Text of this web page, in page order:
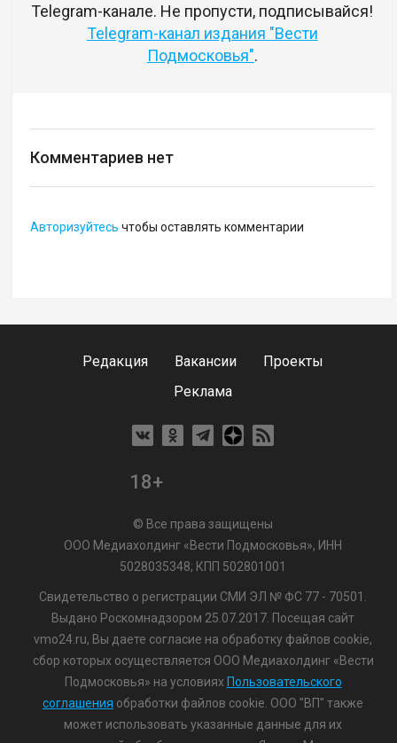
Telegram-канале. Не пропусти, подписывайся!
Telegram-канал издания "Вести
Подмосковья".
Комментариев нет
Авторизуйтесь чтобы оставлять комментарии
Редакция Вакансии
Проекты
Реклама
18+
© Все права защищены
ООО Медиахолдинг «Вести Подмосковья», ИНН
5028035348; КПП 502801001
Свидетельство о регистрации СМИ ЭЛ № ФС 77 - 70501.
Выдано Роскомнадзором 25.07.2017. Посещая сайт
vmo24.ru, Вы даете согласие на обработку файлов cookie,
сбор которых осуществляется ООО Медиахолдинг «Вести
Подмосковья» на условиях Пользовательского
соглашения обработки файлов cookie. ООО "ВП" также
может использовать указанные данные для их